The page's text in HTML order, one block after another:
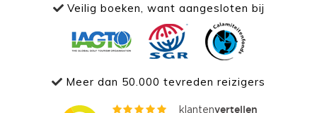
Veilig boeken, want aangesloten bij
Meer dan 50.000 tevreden reizigers